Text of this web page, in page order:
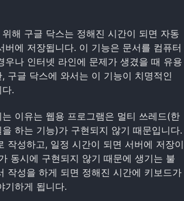
해 구글 닥스는 정해진 시간이 되면 자동
버에 저장됩니다. 이 기능은 문서를 컴퓨터
우나 인터넷 라인에 문제가 생겼을 때 유용
구글 닥스에 와서는 이 기능이 치명적인
.
이유는 웹용 프로그램은 멀티 쓰레드(한
하는 기능)가 구현되지 않기 때문입니다.
작성하고, 일정 시간이 되면 서버에 저장이
동시에 구현되지 않기 때문에 생기는 불
작성을 하게 되면 정해진 시간에 키보드가
기하게 됩니다.